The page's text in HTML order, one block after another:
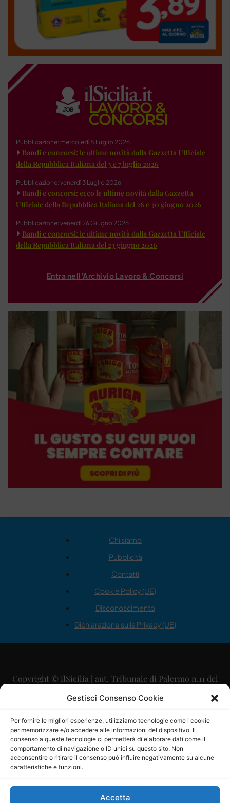
Gestisci Consenso Cookie
Per fornire le migliori esperienze, utilizziamo tecnologie come i cookie
per memorizzare e/o accedere alle informazioni del dispositivo. Il
consenso a queste tecnologie ci permetterà di elaborare dati come il
comportamento di navigazione o ID unici su questo sito. Non
acconsentire o ritirare il consenso può influire negativamente su alcune
caratteristiche e funzioni.
Accetta
Pubblicazione: mercoledì 8 Luglio 2026
Bandi e concorsi: le ultime novità dalla Gazzetta Ufficiale
della Repubblica Italiana del 3 e 7 luglio 2026
Pubblicazione: venerdì 3 Luglio 2026
Bandi e concorsi: ecco le ultime novità dalla Gazzetta
Ufficiale della Repubblica Italiana del 26 e 30 giugno 2026
Pubblicazione: venerdì 26 Giugno 2026
Bandi e concorsi: le ultime novità dalla Gazzetta Ufficiale
della Repubblica Italiana del 23 giugno 2026
Entra nell'Archivio Lavoro & Concorsi
Chi siamo
Pubblicità
Contatti
Cookie Policy (UE)
Disconoscimento
Dichiarazione sulla Privacy (UE)
Copyright © ilSicilia | aut. Tribunale di Palermo n.11 del
29/09/2015
Direttore Editoriale: Maurizio Scaglione
Direttore Responsabile: Maria Calabrese
P.IVA: 06334930820